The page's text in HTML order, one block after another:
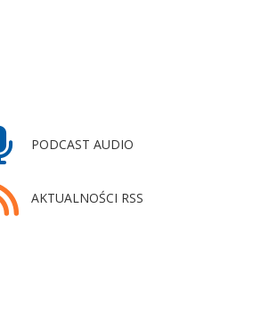
PODCAST AUDIO
AKTUALNOŚCI RSS